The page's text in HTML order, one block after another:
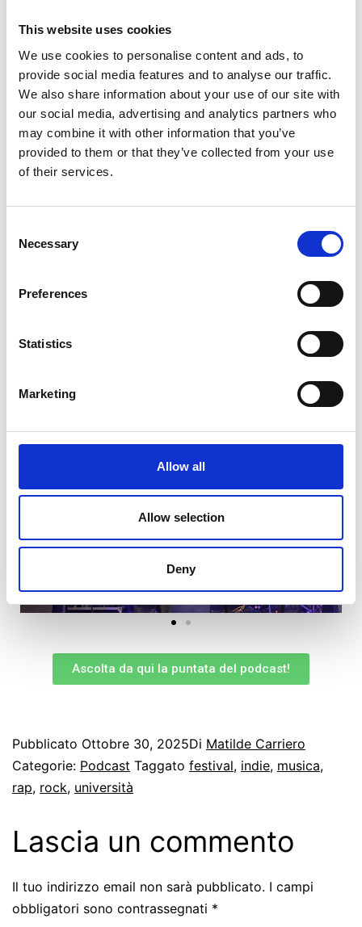
This website uses cookies
We use cookies to personalise content and ads, to
provide social media features and to analyse our traffic.
We also share information about your use of our site with
our social media, advertising and analytics partners who
may combine it with other information that you’ve
provided to them or that they’ve collected from your use
of their services.
Selection
Necessary
Preferences
Statistics
Marketing
Allow all
Allow selection
Deny
Voci & Author: Matilde Carriero, Giulia Gobbi,
Marco Bombieri.
Editing: Matilde Carriero, Giulia Gobbi
Ascolta da qui la puntata del podcast!
Pubblicato Ottobre 30, 2025Di Matilde Carriero
Categorie: Podcast Taggato festival, indie, musica,
rap, rock, università
Lascia un commento
Il tuo indirizzo email non sarà pubblicato. I campi
obbligatori sono contrassegnati *